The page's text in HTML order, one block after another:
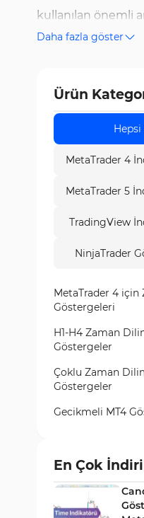
kullanılan önemli
Hull Moving
web sitesi,
kararlı trendlerin
araçlarla
Daha fazla göster
Ürün
Hepsi
MetaTrader 4
MetaTrader 5
TradingView
NinjaTrader
MetaTrader 4 için
Göstergeleri
H1-H4 Zaman
Göstergeler
Çoklu Zaman
Göstergeler
Gecikmeli MT4
Kripto MT4
Vadeli İşlem
Göstergeleri
En Çok